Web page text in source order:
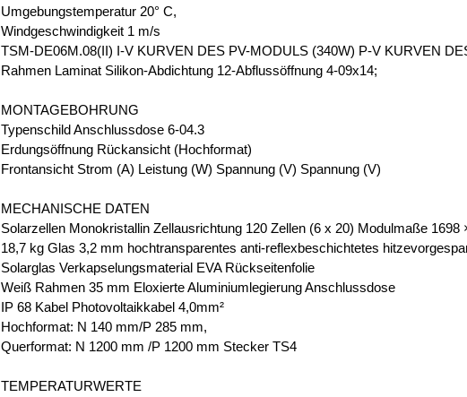
Umgebungstemperatur 20° C,
Windgeschwindigkeit 1 m/s
TSM-DE06M.08(II) I-V KURVEN DES PV-MODULS (340W) P-V KURVEN
Rahmen Laminat Silikon-Abdichtung 12-Abflussöffnung 4-09x14;
MONTAGEBOHRUNG
Typenschild Anschlussdose 6-04.3
Erdungsöffnung Rückansicht (Hochformat)
Frontansicht Strom (A) Leistung (W) Spannung (V) Spannung (V)
MECHANISCHE DATEN
Solarzellen Monokristallin Zellausrichtung 120 Zellen (6 x 20) Modulmaße
18,7 kg Glas 3,2 mm hochtransparentes anti-reflexbeschichtetes
Solarglas Verkapselungsmaterial EVA Rückseitenfolie
Weiß Rahmen 35 mm Eloxierte Aluminiumlegierung Anschlussdose
IP 68 Kabel Photovoltaikkabel 4,0mm²
Hochformat: N 140 mm/P 285 mm,
Querformat: N 1200 mm /P 1200 mm Stecker TS4
TEMPERATURWERTE